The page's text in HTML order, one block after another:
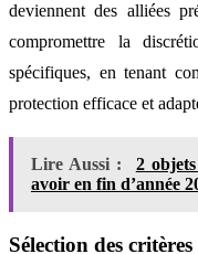
deviennent des alliées
compromettre la
spécifiques, en tenant
protection efficace et
Lire Aussi :
2
avoir en fin d’année
Sélection des